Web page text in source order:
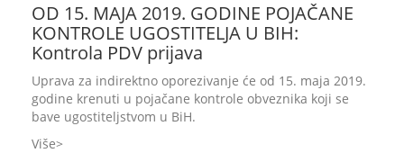
OD 15. MAJA 2019. GODINE POJAČANE
KONTROLE UGOSTITELJA U BIH:
Kontrola PDV prijava
Uprava za indirektno oporezivanje će od 15. maja 2019.
godine krenuti u pojačane kontrole obveznika koji se
bave ugostiteljstvom u BiH.
Više